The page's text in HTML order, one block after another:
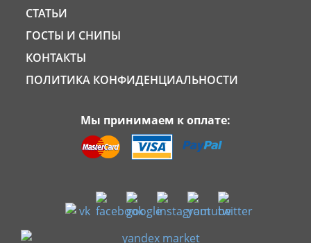
СТАТЬИ
ГОСТЫ И СНИПЫ
КОНТАКТЫ
ПОЛИТИКА КОНФИДЕНЦИАЛЬНОСТИ
Мы принимаем к оплате: